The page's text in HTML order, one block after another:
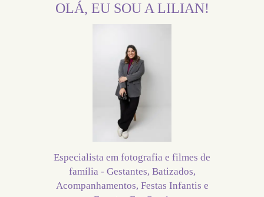
OLÁ, EU SOU A LILIAN!
Especialista em fotografia e filmes de
família - Gestantes, Batizados,
Acompanhamentos, Festas Infantis e